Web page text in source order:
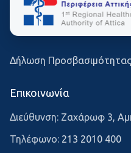
Δήλωση Προσβασιμότητας
Επικοινωνία
Διεύθυνση: Ζαχάρωφ 3,
Τηλέφωνο: 213 2010 400